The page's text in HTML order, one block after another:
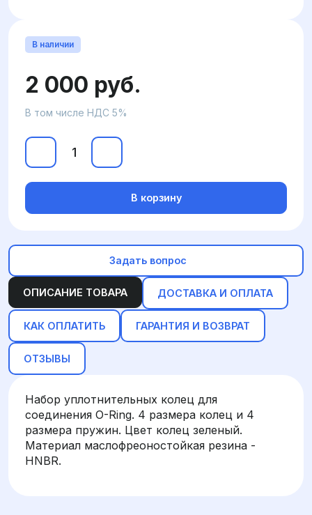
ОПИСАНИЕ ТОВАРА ДОСТАВКА И ОПЛАТА
КАК ОПЛАТИТЬ ГАРАНТИЯ И ВОЗВРАТ
ОТЗЫВЫ
Набор уплотнительных колец для
соединения O-Ring. 4 размера колец и 4
размера пружин. Цвет колец зеленый.
Материал маслофреоностойкая резина -
HNBR.
В наличии
2 000 руб.
В том числе НДС 5%
В корзину
Задать вопрос